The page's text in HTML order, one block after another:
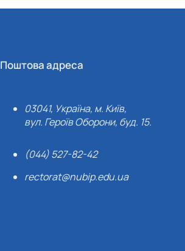
Поштова адреса
03041, Україна, м. Київ,
вул. Героїв Оборони, буд. 15.
(044) 527-82-42
rectorat@nubip.edu.ua